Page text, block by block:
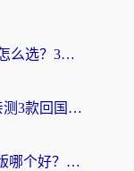
海外党必看：加速器免费vpn怎么选？3步教你无缝访问国内资源
穿梭和巨鲸哪个好？海外党亲测3款回国加速器，教你避开90%的坑
海外党必看：斧牛和快帆TV版哪个好？3分钟选对回国加速器，无缝刷B站、追热剧